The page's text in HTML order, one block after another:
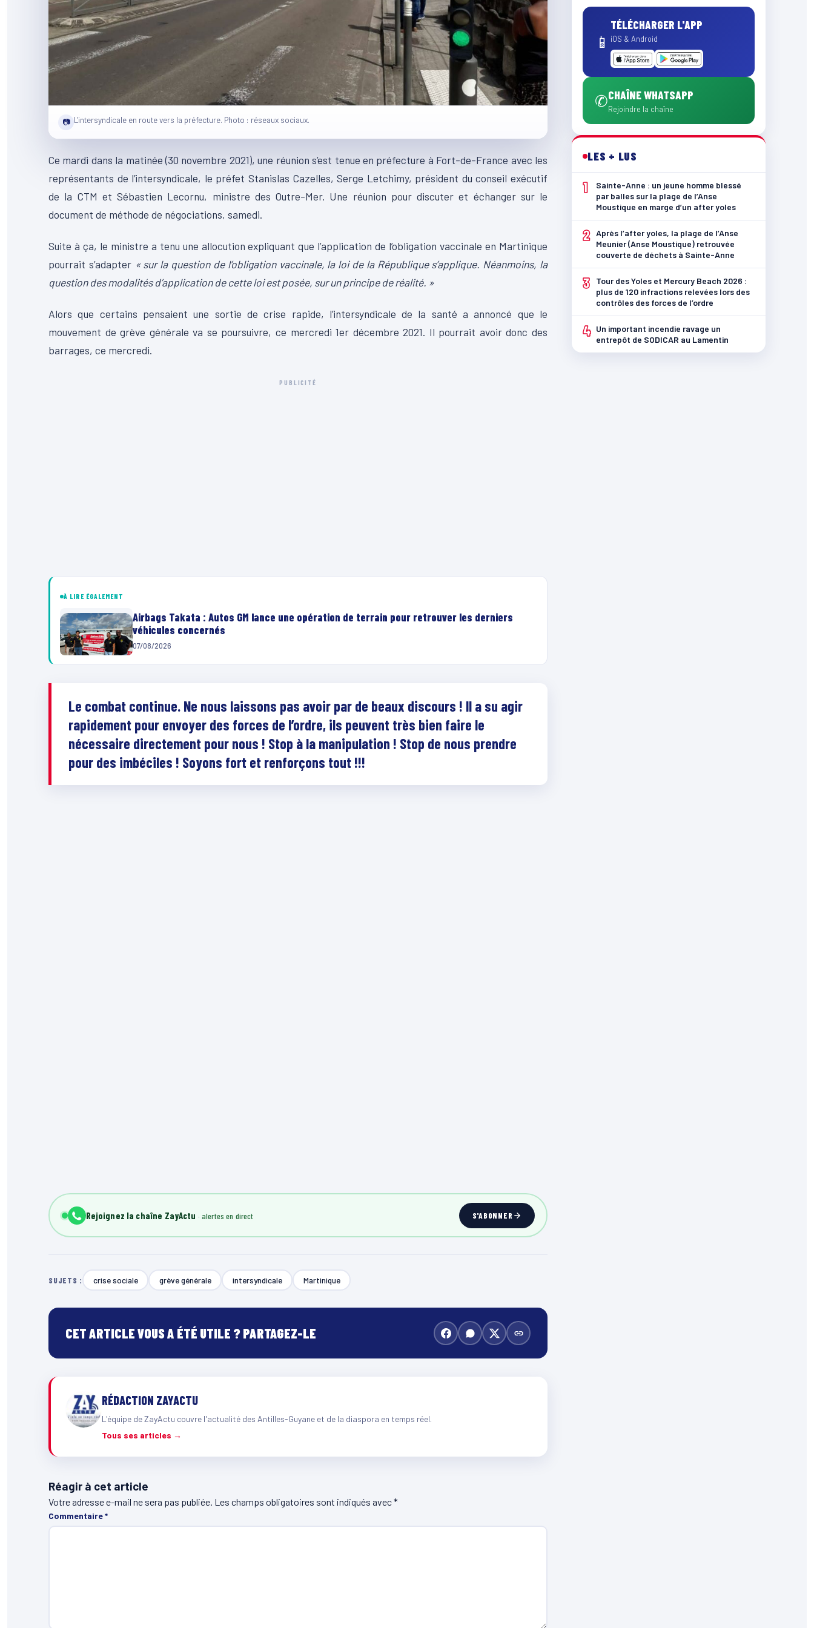
📷 L'intersyndicale en route vers la préfecture. Photo : réseaux sociaux.
Ce mardi dans la matinée (30 novembre 2021), une réunion s’est tenue en préfecture à Fort-de-France avec les
représentants de l’intersyndicale, le préfet Stanislas Cazelles, Serge Letchimy, président du conseil exécutif
de la CTM et Sébastien Lecornu, ministre des Outre-Mer. Une réunion pour discuter et échanger sur le
document de méthode de négociations, samedi.
Suite à ça, le ministre a tenu une allocution expliquant que l’application de l’obligation vaccinale en Martinique
pourrait s’adapter « sur la question de l’obligation vaccinale, la loi de la République s’applique. Néanmoins, la
question des modalités d’application de cette loi est posée, sur un principe de réalité. »
Alors que certains pensaient une sortie de crise rapide, l’intersyndicale de la santé a annoncé que le
mouvement de grève générale va se poursuivre, ce mercredi 1er décembre 2021. Il pourrait avoir donc des
barrages, ce mercredi.
PUBLICITÉ
À LIRE ÉGALEMENT
Airbags Takata : Autos GM lance une opération de terrain pour retrouver les derniers
véhicules concernés
07/08/2026
Le combat continue. Ne nous laissons pas avoir par de beaux discours ! Il a su agir
rapidement pour envoyer des forces de l’ordre, ils peuvent très bien faire le
nécessaire directement pour nous ! Stop à la manipulation ! Stop de nous prendre
pour des imbéciles ! Soyons fort et renforçons tout !!!
Rejoignez la chaîne ZayActu S'ABONNER
SUJETS : crise sociale grève générale intersyndicale Martinique
CET ARTICLE VOUS A ÉTÉ UTILE ? PARTAGEZ-LE
RÉDACTION ZAYACTU
L'équipe de ZayActu couvre l'actualité des Antilles-Guyane et de la diaspora en temps réel.
Tous ses articles →
Réagir à cet article
Votre adresse e-mail ne sera pas publiée. Les champs obligatoires sont indiqués avec*
Commentaire*
📱
TÉLÉCHARGER L'APP
iOS & Android
✆CHAÎNE WHATSAPP
Rejoindre la chaîne
LES + LUS
1
Sainte-Anne : un jeune homme blessé
par balles sur la plage de l’Anse
Moustique en marge d’un after yoles
2 Après l’after yoles, la plage de l’Anse
Meunier (Anse Moustique) retrouvée
couverte de déchets à Sainte-Anne
3
Tour des Yoles et Mercury Beach 2026 :
plus de 120 infractions relevées lors des
contrôles des forces de l’ordre
4 Un important incendie ravage un
entrepôt de SODICAR au Lamentin